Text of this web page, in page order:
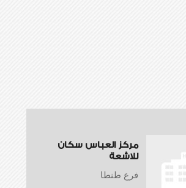
مركز العباس سكان
للاشعة
فرع طنطا